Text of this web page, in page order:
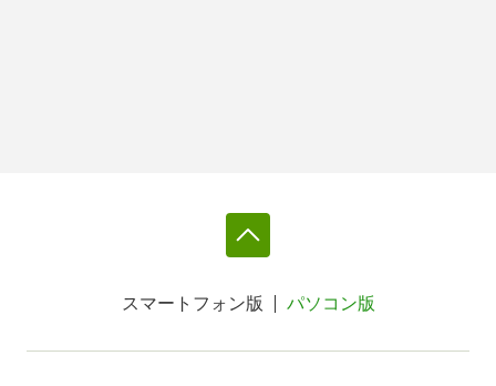
スマートフォン版 パソコン版